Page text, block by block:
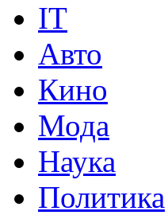
IT
Авто
Кино
Мода
Наука
Политика